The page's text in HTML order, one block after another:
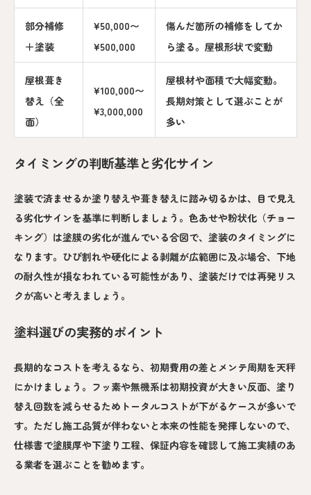
部分補修
＋塗装
¥50,000〜
¥500,000
傷んだ箇所の補修をしてか
ら塗る。屋根形状で変動
屋根葺き
替え（全
面）
¥100,000〜
¥3,000,000
屋根材や面積で大幅変動。
長期対策として選ぶことが
多い
タイミングの判断基準と劣化サイン
塗装で済ませるか塗り替えや葺き替えに踏み切るかは、目で見え
る劣化サインを基準に判断しましょう。色あせや粉状化（チョー
キング）は塗膜の劣化が進んでいる合図で、塗装のタイミングに
なります。ひび割れや硬化による剥離が広範囲に及ぶ場合、下地
の耐久性が損なわれている可能性があり、塗装だけでは再発リス
クが高いと考えましょう。
塗料選びの実務的ポイント
長期的なコストを考えるなら、初期費用の差とメンテ周期を天秤
にかけましょう。フッ素や無機系は初期投資が大きい反面、塗り
替え回数を減らせるためトータルコストが下がるケースが多いで
す。ただし施工品質が伴わないと本来の性能を発揮しないので、
仕様書で塗膜厚や下塗り工程、保証内容を確認して施工実績のあ
る業者を選ぶことを勧めます。